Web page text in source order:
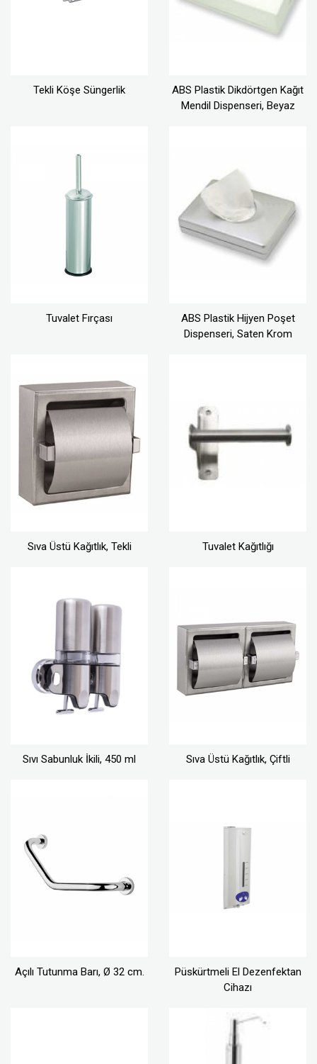
Tekli Köşe Süngerlik
ABS Plastik Dikdörtgen Kağıt
Mendil Dispenseri, Beyaz
Tuvalet Fırçası
ABS Plastik Hijyen Poşet
Dispenseri, Saten Krom
Sıva Üstü Kağıtlık, Tekli Tuvalet Kağıtlığı
Sıvı Sabunluk İkili, 450 ml Sıva Üstü Kağıtlık, Çiftli
Açılı Tutunma Barı, Ø 32 cm.
Püskürtmeli El Dezenfektan
Cihazı